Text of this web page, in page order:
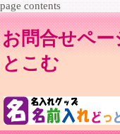
page contents
お問合せペ
とこむ